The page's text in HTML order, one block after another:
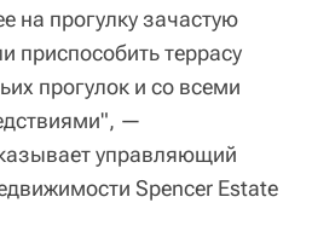
на прогулку зачастую
приспособить террасу
прогулок и со всеми
—
управляющий
Spencer Estate